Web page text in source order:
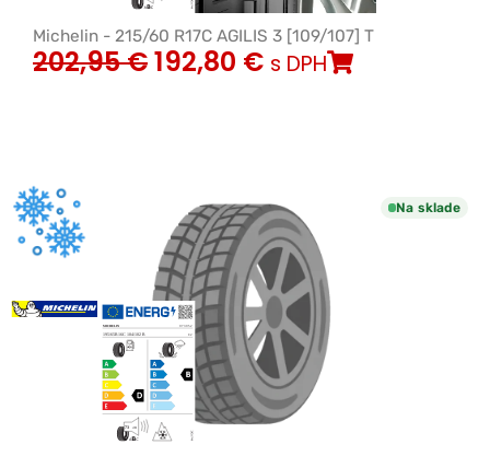
Michelin - 215/60 R17C AGILIS 3 [109/107] T
202,95€192,80 € s DPH
Na sklade